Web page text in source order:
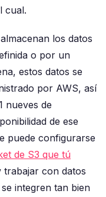
cual.
los datos
o por un
estos datos se
por AWS, así
nueves de
de ese
puede configurarse
de S3 que tú
trabajar con datos
integren tan bien